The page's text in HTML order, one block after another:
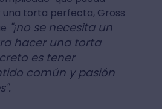
torta perfecta, Gross
"¡no se necesita un
hacer una torta
es tener
común y pasión